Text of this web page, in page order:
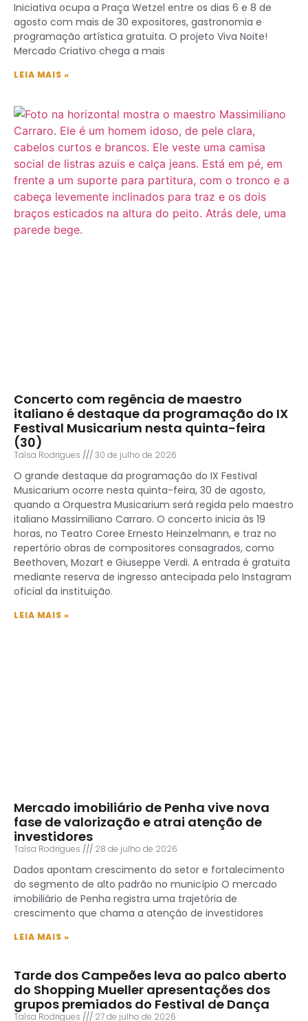
Iniciativa ocupa a Praça Wetzel entre os dias 6 e 8 de
agosto com mais de 30 expositores, gastronomia e
programação artística gratuita. O projeto Viva Noite!
Mercado Criativo chega a mais
LEIA MAIS »
Concerto com regência de maestro
italiano é destaque da programação do IX
Festival Musicarium nesta quinta-feira
(30)
Taísa Rodrigues 30 de julho de 2026
O grande destaque da programação do IX Festival
Musicarium ocorre nesta quinta-feira, 30 de agosto,
quando a Orquestra Musicarium será regida pelo maestro
italiano Massimiliano Carraro. O concerto inicia às 19
horas, no Teatro Coree Ernesto Heinzelmann, e traz no
repertório obras de compositores consagrados, como
Beethoven, Mozart e Giuseppe Verdi. A entrada é gratuita
mediante reserva de ingresso antecipada pelo Instagram
oficial da instituição.
LEIA MAIS »
Mercado imobiliário de Penha vive nova
fase de valorização e atrai atenção de
investidores
Taísa Rodrigues 28 de julho de 2026
Dados apontam crescimento do setor e fortalecimento
do segmento de alto padrão no município O mercado
imobiliário de Penha registra uma trajetória de
crescimento que chama a atenção de investidores
LEIA MAIS »
Tarde dos Campeões leva ao palco aberto
do Shopping Mueller apresentações dos
grupos premiados do Festival de Dança
Taísa Rodrigues 27 de julho de 2026